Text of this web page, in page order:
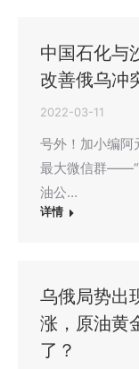
中国石化与
改善俄乌冲
2022-03-11
号外！加小编阿
最大微信群——“
油公…
详情
乌俄局势出
涨，原油黄
了？